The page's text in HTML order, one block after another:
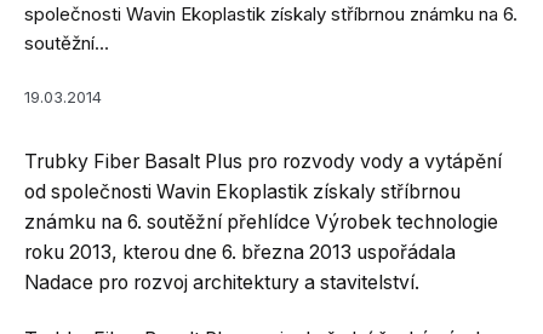
společnosti Wavin Ekoplastik získaly stříbrnou známku na 6.
soutěžní...
19.03.2014
Trubky Fiber Basalt Plus pro rozvody vody a vytápění
od společnosti Wavin Ekoplastik získaly stříbrnou
známku na 6. soutěžní přehlídce Výrobek technologie
roku 2013, kterou dne 6. března 2013 uspořádala
Nadace pro rozvoj architektury a stavitelství.